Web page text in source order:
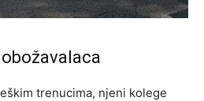
trenucima, njeni kolege